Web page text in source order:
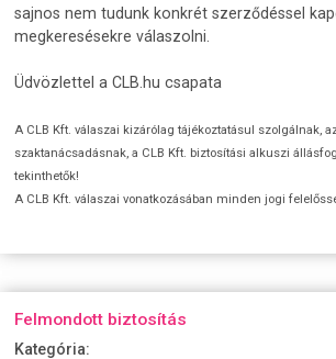
sajnos nem tudunk konkrét szerződéssel
megkeresésekre válaszolni.
Üdvözlettel a CLB.hu csapata
A CLB Kft. válaszai kizárólag tájékoztatásul szolgálnak,
szaktanácsadásnak, a CLB Kft. biztosítási alkuszi
tekinthetők!
A CLB Kft. válaszai vonatkozásában minden jogi
Felmondott biztosítás
Kategória: